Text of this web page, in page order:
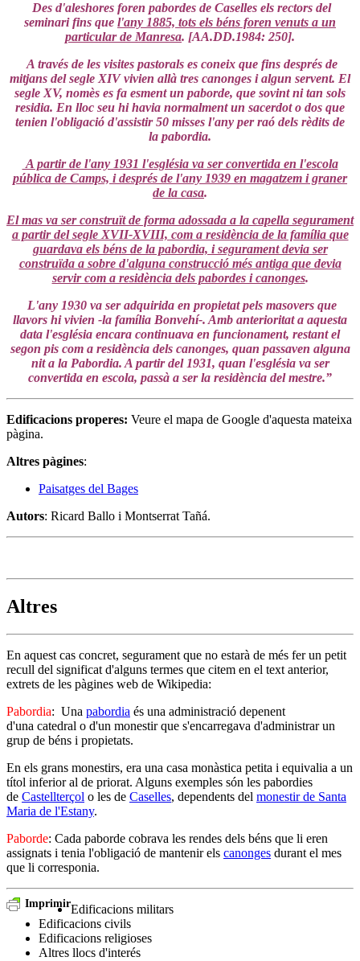
Des d'aleshores foren pabordes de Caselles els rectors del
seminari fins que l'any 1885, tots els béns foren venuts a un
particular de Manresa. [AA.DD.1984: 250].
A través de les visites pastorals es coneix que fins després de
mitjans del segle XIV vivien allà tres canonges i algun servent. El
segle XV, nomès es fa esment un paborde, que sovint ni tan sols
residia. En lloc seu hi havia normalment un sacerdot o dos que
tenien l'obligació d'assistir 50 misses l'any per raó dels rèdits de
la pabordia.
A partir de l'any 1931 l'església va ser convertida en l'escola
pública de Camps, i després de l'any 1939 en magatzem i graner
de la casa.
El mas va ser construït de forma adossada a la capella segurament
a partir del segle XVII-XVIII, com a residència de la família que
guardava els béns de la pabordia, i segurament devia ser
construïda a sobre d'alguna construcció més antiga que devia
servir com a residència dels pabordes i canonges.
L'any 1930 va ser adquirida en propietat pels masovers que
llavors hi vivien -la família Bonvehí-. Amb anterioritat a aquesta
data l'església encara continuava en funcionament, restant el
segon pis com a residència dels canonges, quan passaven alguna
nit a la Pabordia. A partir del 1931, quan l'església va ser
convertida en escola, passà a ser la residència del mestre.”
Edificacions properes: Veure el mapa de Google d'aquesta mateixa
pàgina.
Altres pàgines:
Paisatges del Bages
Autors: Ricard Ballo i Montserrat Tañá.
Altres
En aquest cas concret, segurament que no estarà de més fer un petit
recull del significat d'alguns termes que citem en el text anterior,
extrets de les pàgines web de Wikipedia:
Pabordia: Una pabordia és una administració depenent
d'una catedral o d'un monestir que s'encarregava d'administrar un
grup de béns i propietats.
En els grans monestirs, era una casa monàstica petita i equivalia a un
títol inferior al de priorat. Alguns exemples són les pabordies
de Castellterçol o les de Caselles, dependents del monestir de Santa
Maria de l'Estany.
Paborde: Cada paborde cobrava les rendes dels béns que li eren
assignats i tenia l'obligació de mantenir els canonges durant el mes
que li corresponia.
ImprimirEdificacions militars
Edificacions civils
Edificacions religioses
Altres llocs d'interés